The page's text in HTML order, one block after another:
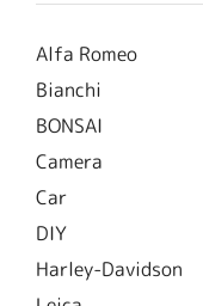
Alfa Romeo
Bianchi
BONSAI
Camera
Car
DIY
Harley-Davidson